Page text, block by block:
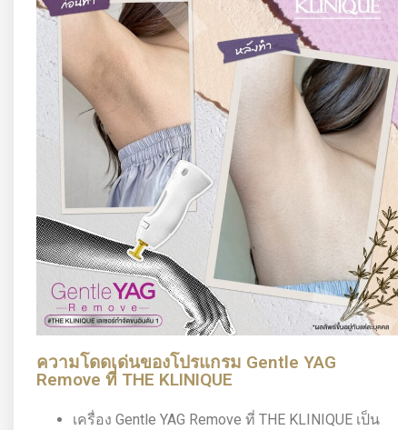
ความโดดเด่นของโปรแกรม Gentle YAG
Remove ที่ THE KLINIQUE
เครื่อง Gentle YAG Remove ที่ THE KLINIQUE เป็น